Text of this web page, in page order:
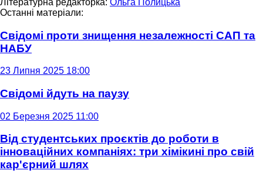
Останні матеріали:
Свідомі проти знищення незалежності САП та
НАБУ
23 Липня 2025 18:00
Свідомі йдуть на паузу
02 Березня 2025 11:00
Від студентських проєктів до роботи в
інноваційних компаніях: три хімікині про свій
кар'єрний шлях